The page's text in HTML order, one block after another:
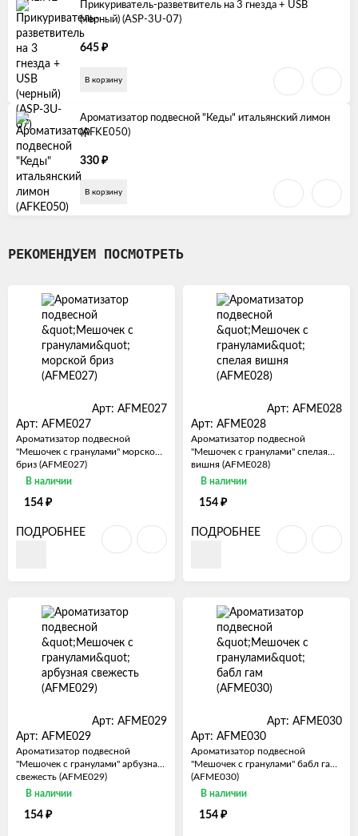
Прикуриватель-разветвитель на 3 гнезда + USB
(черный) (ASP-3U-07)
645 ₽
В корзину
Ароматизатор подвесной "Кеды" итальянский лимон
(AFKE050)
330 ₽
В корзину
РЕКОМЕНДУЕМ ПОСМОТРЕТЬ
Арт: AFME027
Арт: AFME027
Ароматизатор подвесной
"Мешочек с гранулами" морской
бриз (AFME027)
В наличии
154 ₽
ПОДРОБНЕЕ
Арт: AFME028
Арт: AFME028
Ароматизатор подвесной
"Мешочек с гранулами" спелая
вишня (AFME028)
В наличии
154 ₽
ПОДРОБНЕЕ
Арт: AFME029
Арт: AFME029
Ароматизатор подвесной
"Мешочек с гранулами" арбузная
свежесть (AFME029)
В наличии
154 ₽
Арт: AFME030
Арт: AFME030
Ароматизатор подвесной
"Мешочек с гранулами" бабл гам
(AFME030)
В наличии
154 ₽